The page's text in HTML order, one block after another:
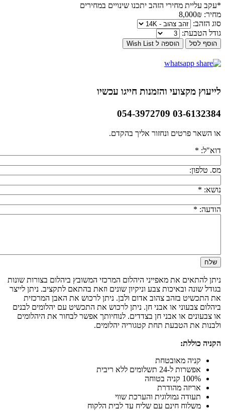
*עקב עליית מחירי הזהב יתכנו שינויים במחירים
מחיר: 8,000₪
סוג הזהב:
גודל הטבעת:
לייעוץ מקצועי והזמנות חייגו עכשיו
03-6132384 054-3972709
או השאר פרטים ונחזור אליך בהקדם.
דוא"ל: *
מס. טלפון:
נושא: *
הודעה: *
ניתן להתאים את מאפייני היהלום המרכזי המשובץ ביהלום בצורות שונות
בגודל שונה ובאיכות צבע וניקיון שונים וזאת בהתאם לתקציב. ניתן לייצר
את התכשיט בזהב צהוב אדום ולבן. ניתן לרכוש את האבן המרכזית
ביהלום צבעוני או אבני חן. ניתן לרכוש את התכשיט עם יהלומים לבנים
או צבעונים או אבני חן בצדדים. לנוחיותך אפשר לבחור את היהלומים
ולבנות את הטבעת תחת קטגוריה יהלומים.
הקניה כוללת:
קניה מאובטחת
אפשרות ל-24 תשלומים ללא ריבית
100% קניה בטוחה
אריזה מהודרת
תעודה גמולוגית והערכת שווי
משלוח חינם עם שליח עד לבית הלקוח